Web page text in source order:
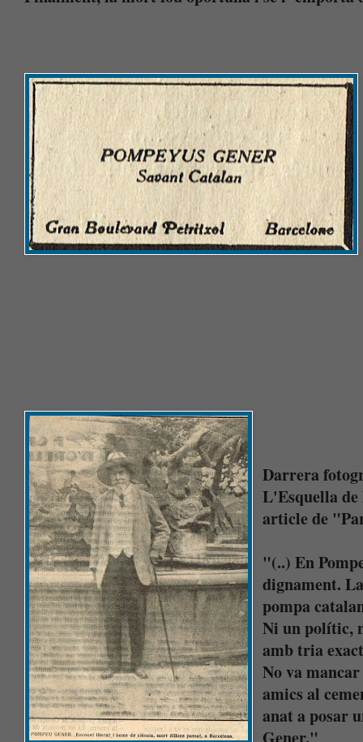
Darrera
L'Esquella
article de
"(..) En
dignament.
pompa
Ni un polític,
amb tria
No va
amics al
anat a posar